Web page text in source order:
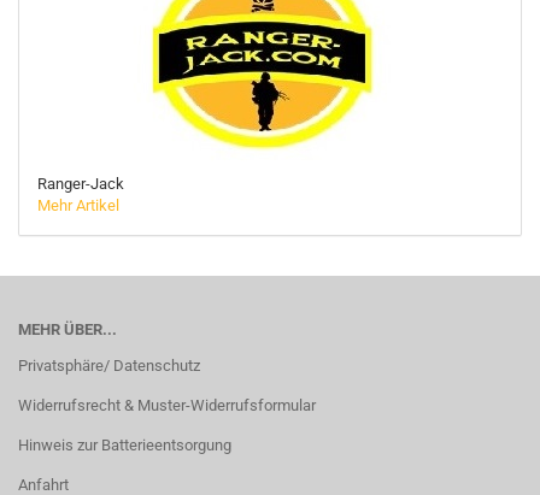
Ranger-Jack
Mehr Artikel
MEHR ÜBER...
Privatsphäre/ Datenschutz
Widerrufsrecht & Muster-Widerrufsformular
Hinweis zur Batterieentsorgung
Anfahrt